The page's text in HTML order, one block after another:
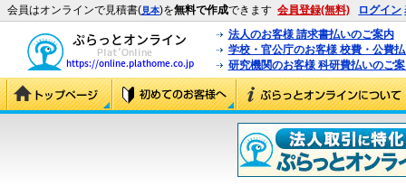
会員はオンラインで見積書(見本)を無料で作成できます 会員登録(無料) ログイン
法人のお客様 請求書払いのご案内
学校・官公庁のお客様 校費・公費
研究機関のお客様 科研費払いのご